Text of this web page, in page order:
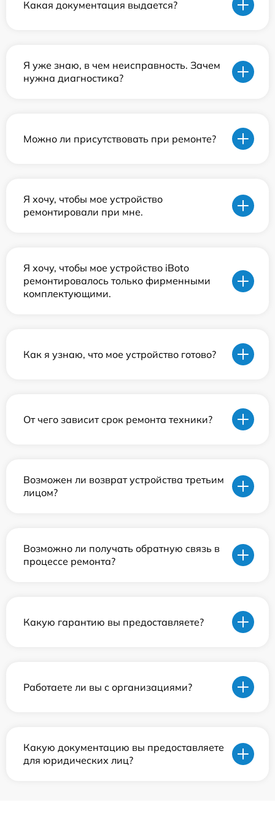
Какая документация выдается?
Я уже знаю, в чем неисправность. Зачем
нужна диагностика?
Можно ли присутствовать при ремонте?
Я хочу, чтобы мое устройство
ремонтировали при мне.
Я хочу, чтобы мое устройство iBoto
ремонтировалось только фирменными
комплектующими.
Как я узнаю, что мое устройство готово?
От чего зависит срок ремонта техники?
Возможен ли возврат устройства третьим
лицом?
Возможно ли получать обратную связь в
процессе ремонта?
Какую гарантию вы предоставляете?
Работаете ли вы с организациями?
Какую документацию вы предоставляете
для юридических лиц?